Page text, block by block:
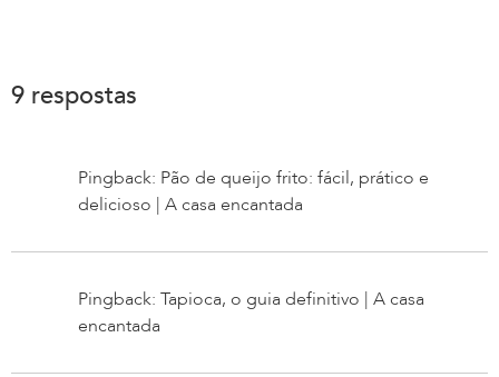
9 respostas
Pingback: Pão de queijo frito: fácil, prático e
delicioso | A casa encantada
Pingback: Tapioca, o guia definitivo | A casa
encantada